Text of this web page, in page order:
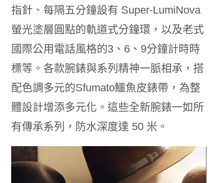
指針、每隔五分鐘設有 Super-LumiNova
螢光塗層圓點的軌道式分鐘環，以及老式
國際公用電話風格的3、6、9分鐘計時時
標等。各款腕錶與系列精神一脈相承，搭
配色調多元的Sfumato鱷魚皮錶帶，為整
體設計增添多元化。這些全新腕錶一如所
有傳承系列，防水深度達 50 米。